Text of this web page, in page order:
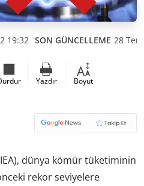
19:32 SON GÜNCELLEME 28
Yazdır Boyut
dünya kömür tüketiminin
rekor seviyelere